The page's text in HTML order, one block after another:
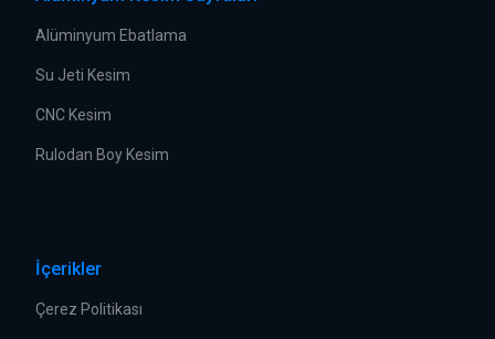
Alüminyum Ebatlama
Su Jeti Kesim
CNC Kesim
Rulodan Boy Kesim
İçerikler
Çerez Politikası